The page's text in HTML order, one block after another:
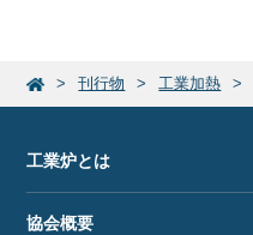
刊行物 工業加熱
工業炉とは
協会概要